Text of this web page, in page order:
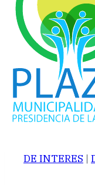
DE INTERES |